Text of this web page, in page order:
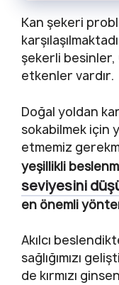
Kan şekeri
şekerli
etkenler vardır.
Doğal yoldan
sokabilmek için
etmemiz
yeşillikli
seviyesini
en önemli
Akılcı
sağlığımızı
de kırmızı